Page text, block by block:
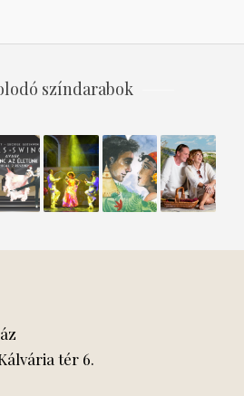
színdarabok
–
a
Salsa,
szivar,
szerelem…
A
csodálatos
Radazána
Egy
szerethető
nő
tér 6.